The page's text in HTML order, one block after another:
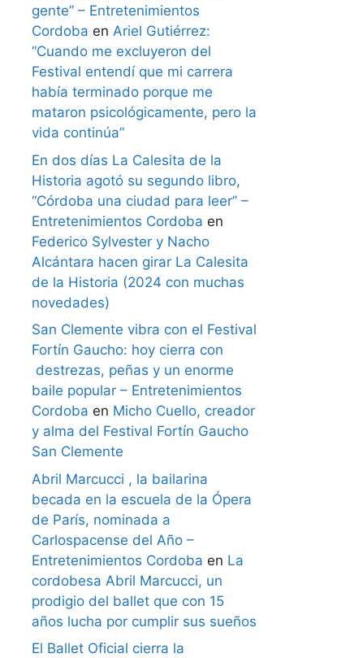
gente” – Entretenimientos
Cordoba en Ariel Gutiérrez:
“Cuando me excluyeron del
Festival entendí que mi carrera
había terminado porque me
mataron psicológicamente, pero la
vida continúa”
En dos días La Calesita de la
Historia agotó su segundo libro,
“Córdoba una ciudad para leer” –
Entretenimientos Cordoba en
Federico Sylvester y Nacho
Alcántara hacen girar La Calesita
de la Historia (2024 con muchas
novedades)
San Clemente vibra con el Festival
Fortín Gaucho: hoy cierra con
destrezas, peñas y un enorme
baile popular – Entretenimientos
Cordoba en Micho Cuello, creador
y alma del Festival Fortín Gaucho
San Clemente
Abril Marcucci , la bailarina
becada en la escuela de la Ópera
de París, nominada a
Carlospacense del Año –
Entretenimientos Cordoba en La
cordobesa Abril Marcucci, un
prodigio del ballet que con 15
años lucha por cumplir sus sueños
El Ballet Oficial cierra la